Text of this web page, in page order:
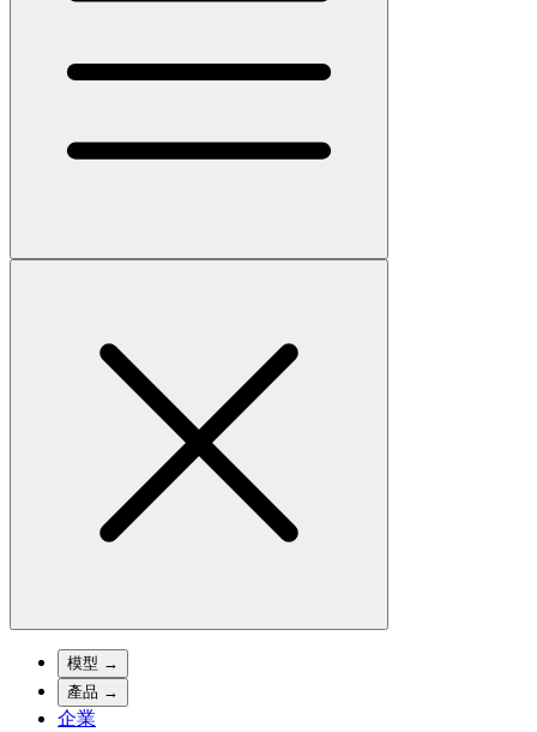
模型 →
產品 →
企業